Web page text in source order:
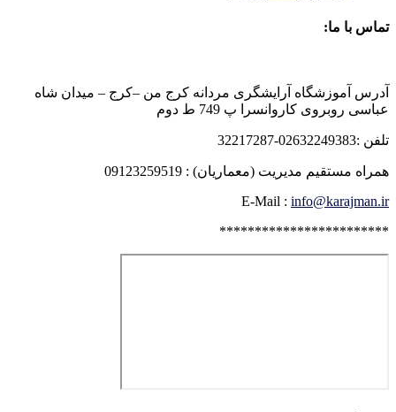
تماس با ما:
آدرس آموزشگاه آرایشگری مردانه کرج من –کرج – میدان شاه
عباسی روبروی کاروانسرا پ 749 ط دوم
تلفن :02632249383-32217287
همراه مستقیم مدیریت (معماریان) : 09123259519
E-Mail : info@karajman.ir
************************